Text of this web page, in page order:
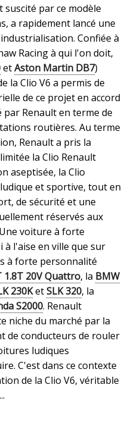
par ce modèle
a rapidement lancé une
Confiée à
Racing à qui l'on doit,
etAston Martin DB7)
la Clio V6 a permis de
de ce projet en accord
par Renault en terme de
routières. Au terme
Renault a pris la
la Clio Renault
aseptisée, la Clio
et sportive, tout en
de sécurité et une
réservés aux
voiture à forte
à l'aise en ville que sur
à forte personnalité
1.8T 20V Quattro, la BMW
230KetSLK 320, la
S2000. Renault
niche du marché par la
de conducteurs de rouler
ludiques
C'est dans ce contexte
de la Clio V6, véritable